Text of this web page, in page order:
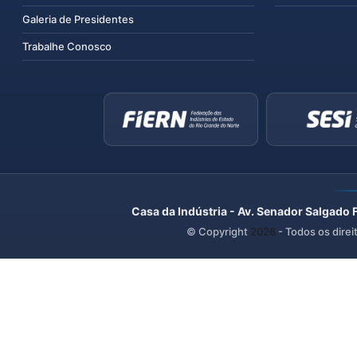
Galeria de Presidentes
Trabalhe Conosco
Casa da Indústria - Av. Senador
© Copyright 2026 - Todos os